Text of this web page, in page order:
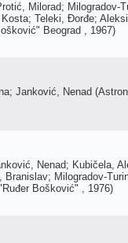
Milorad; Milogradov-
Teleki, Đorđe;
Beograd , 1967)
Janković, Nenad (
Nenad; Kubičela,
Milogradov-
Bošković" , 1976)